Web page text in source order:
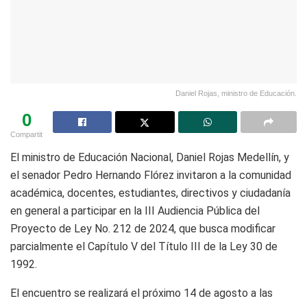
Daniel Rojas, ministro de Educación.
0
Compartit
El ministro de Educación Nacional, Daniel Rojas Medellín, y
el senador Pedro Hernando Flórez invitaron a la comunidad
académica, docentes, estudiantes, directivos y ciudadanía
en general a participar en la III Audiencia Pública del
Proyecto de Ley No. 212 de 2024, que busca modificar
parcialmente el Capítulo V del Título III de la Ley 30 de
1992.
El encuentro se realizará el próximo 14 de agosto a las